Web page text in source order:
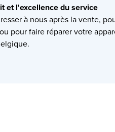
et l'excellence du service
à nous après la vente,
pour faire réparer votre